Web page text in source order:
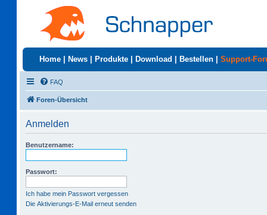
Home News Produkte Download Bestellen Support-
FAQ
Foren-Übersicht
Anmelden
Benutzername:
Passwort:
Ich habe mein Passwort vergessen
Die Aktivierungs-E-Mail erneut senden